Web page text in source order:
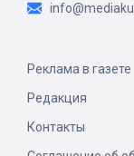
Реклама в газете
Редакция
Контакты